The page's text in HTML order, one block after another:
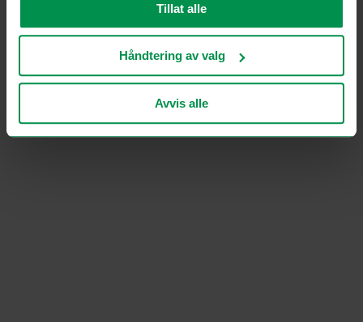
Tillat alle
Håndtering av valg
Avvis alle